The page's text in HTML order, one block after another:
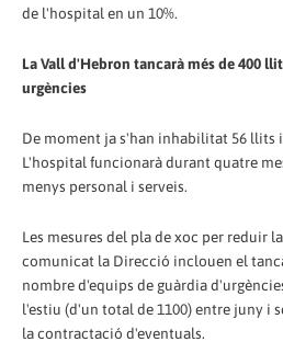
de l'hospital en un 10%.
La Vall d'Hebron tancarà més de 400
urgències
De moment ja s'han inhabilitat 56 llits i
L'hospital funcionarà durant quatre
menys personal i serveis.
Les mesures del pla de xoc per reduir
comunicat la Direcció inclouen el
nombre d'equips de guàrdia
l'estiu (d'un total de 1100) entre juny i
la contractació d'eventuals.